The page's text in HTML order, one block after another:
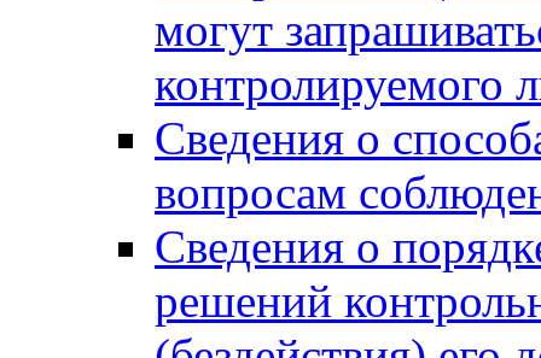
могут
контролируемого
Сведения о
вопросам
Сведения о
решений